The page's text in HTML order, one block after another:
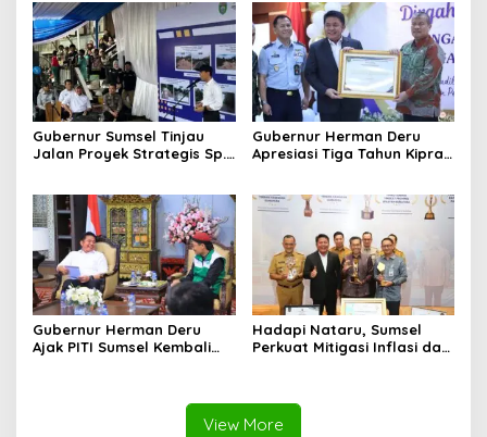
Perempuan
Gubernur Sumsel Tinjau
Jalan Proyek Strategis Sp.
Gubernur Herman Deru
Apresiasi Tiga Tahun Kiprah
Negara
Gubernur Herman Deru
Ajak PITI Sumsel Kembali
Hadapi Nataru, Sumsel
Perkuat Mitigasi Inflasi dan
View More